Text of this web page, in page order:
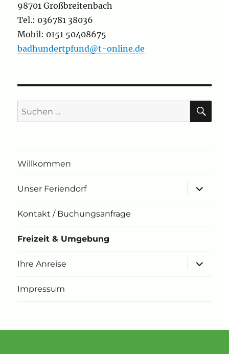
98701 Großbreitenbach
Tel.: 036781 38036
Mobil: 0151 50408675
badhundertpfund@t-online.de
Suchen
nach:
Willkommen
Unser Feriendorf
öffnen
Kontakt / Buchungsanfrage
Freizeit & Umgebung
Ihre Anreise
öffnen
Impressum